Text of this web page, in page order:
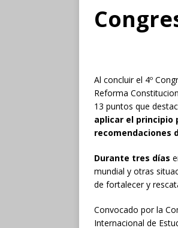
Al concluir el 4º
Reforma
13 puntos que
aplicar el principio
recomendaciones
Durante tres días
mundial y otras
de fortalecer y
Convocado por la
Internacional de